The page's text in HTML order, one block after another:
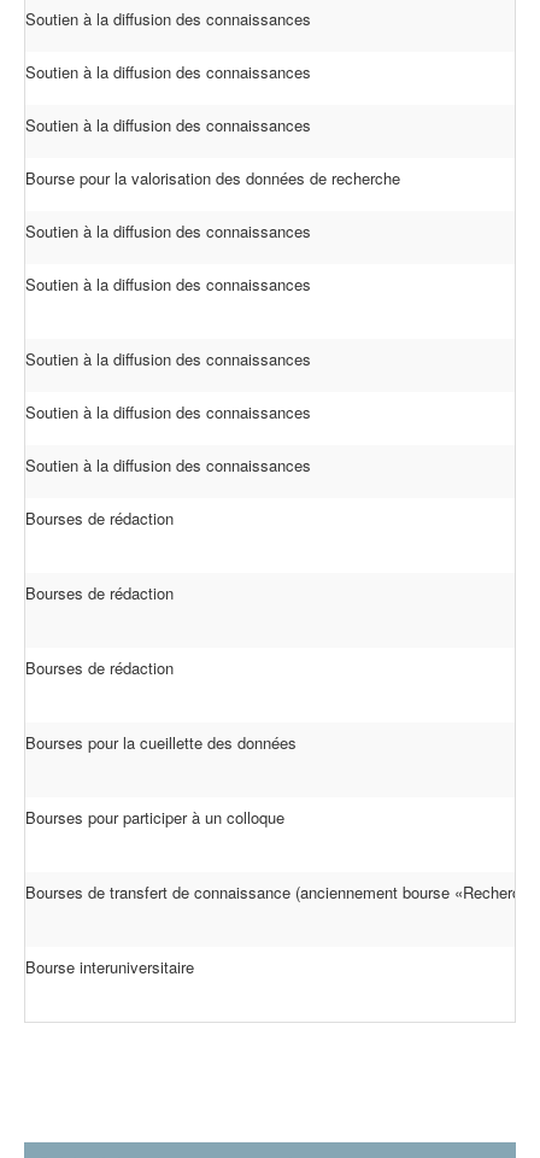
Soutien à la diffusion des connaissances
Soutien à la diffusion des connaissances
Soutien à la diffusion des connaissances
Bourse pour la valorisation des données de recherche
Soutien à la diffusion des connaissances
Soutien à la diffusion des connaissances
Soutien à la diffusion des connaissances
Soutien à la diffusion des connaissances
Soutien à la diffusion des connaissances
Bourses de rédaction
Bourses de rédaction
Bourses de rédaction
Bourses pour la cueillette des données
Bourses pour participer à un colloque
Bourses de transfert de connaissance (anciennement bourse
Bourse interuniversitaire